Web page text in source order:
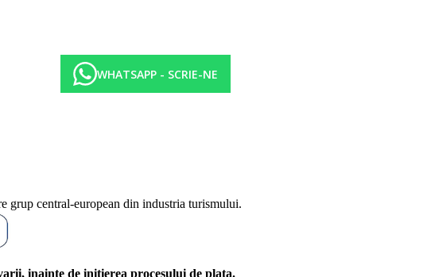
WHATSAPP - SCRIE-NE
grup central-european din industria turismului.
inainte de initierea procesului de plata.